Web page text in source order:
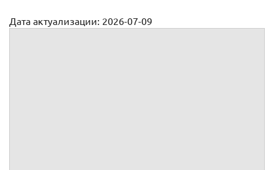
Дата актуализации: 2026-07-09